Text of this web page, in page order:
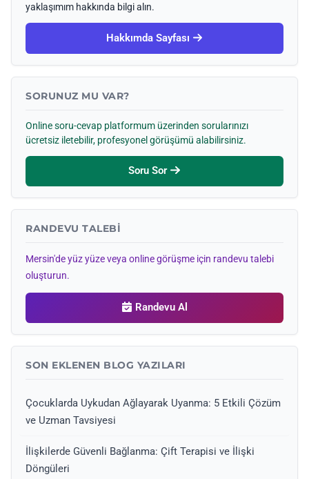
yaklaşımım hakkında bilgi alın.
Hakkımda Sayfası
SORUNUZ MU VAR?
Online soru-cevap platformum üzerinden sorularınızı
ücretsiz iletebilir, profesyonel görüşümü alabilirsiniz.
Soru Sor
RANDEVU TALEBI
Mersin'de yüz yüze veya online görüşme için randevu talebi
oluşturun.
Randevu Al
SON EKLENEN BLOG YAZILARI
Çocuklarda Uykudan Ağlayarak Uyanma: 5 Etkili Çözüm
ve Uzman Tavsiyesi
İlişkilerde Güvenli Bağlanma: Çift Terapisi ve İlişki
Döngüleri